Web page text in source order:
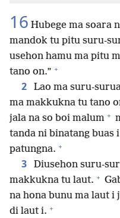
16 Hubege ma soara
mandok tu pitu suru-
usehon hamu ma pitu
tano on.” +
2
Lao ma suru-
ma makkukna tu tano
jala na so boi malum +
tanda ni binatang buas i
patungna. +
3
Diusehon suru-
makkukna tu laut. +
na hona bunu ma laut i
di laut i. +